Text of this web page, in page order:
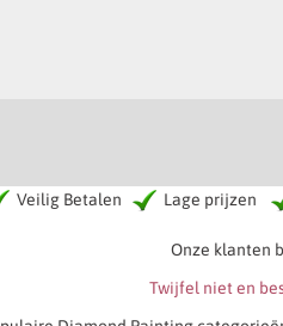
Veilig Betalen Lage prijzen
Onze klanten
Twijfel niet en